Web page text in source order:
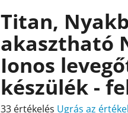
Titan,
akasztható
Ionos
készülék -
A
33 értékelés Ugrás az